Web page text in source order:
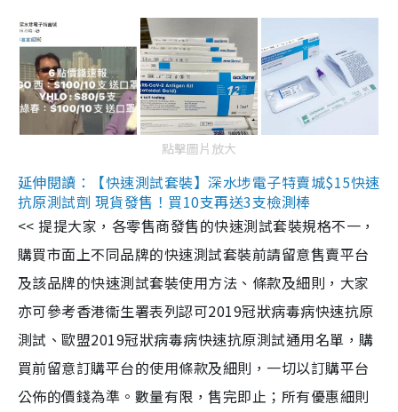
點擊圖片放大
延伸閱讀：【快速測試套裝】深水埗電子特賣城$15快速
抗原測試劑 現貨發售！買10支再送3支檢測棒
<< 提提大家，各零售商發售的快速測試套裝規格不一，
購買市面上不同品牌的快速測試套裝前請留意售賣平台
及該品牌的快速測試套裝使用方法、條款及細則，大家
亦可參考香港衞生署表列認可2019冠狀病毒病快速抗原
測試、歐盟2019冠狀病毒病快速抗原測試通用名單，購
買前留意訂購平台的使用條款及細則，一切以訂購平台
公佈的價錢為準。數量有限，售完即止；所有優惠細則